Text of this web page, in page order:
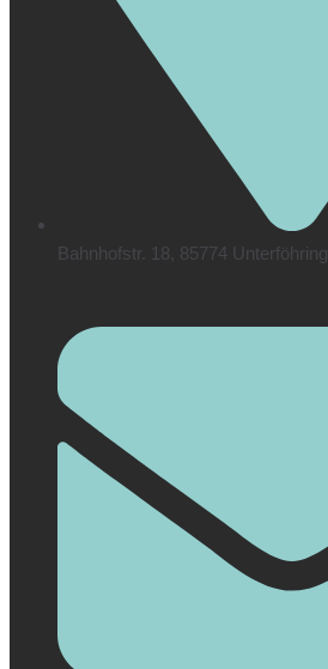
Bahnhofstr. 18, 85774 Unterföhring